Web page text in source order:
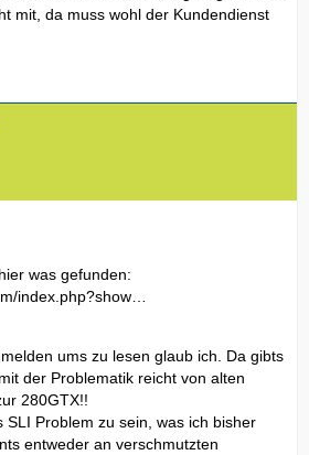
mit, da muss wohl der Kundendienst
was gefunden:
index.php?show…
ums zu lesen glaub ich. Da gibts
der Problematik reicht von alten
280GTX!!
SLI Problem zu sein, was ich bisher
entweder an verschmutzten